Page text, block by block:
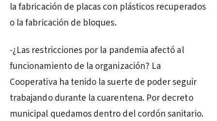
la fabricación de placas con plásticos recuperados
o la fabricación de bloques.
-¿Las restricciones por la pandemia afectó al
funcionamiento de la organización? La
Cooperativa ha tenido la suerte de poder seguir
trabajando durante la cuarentena. Por decreto
municipal quedamos dentro del cordón sanitario.